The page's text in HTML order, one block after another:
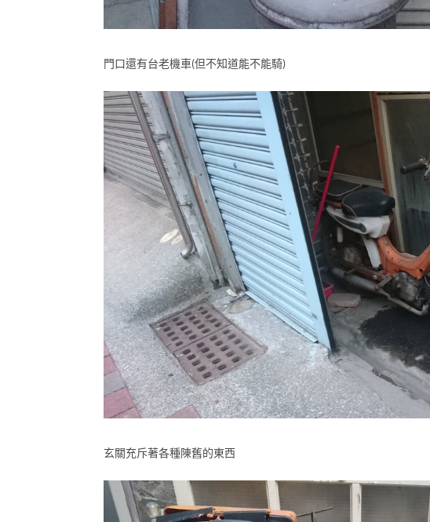
門口還有台老機車(但不知道能不能騎)
玄關充斥著各種陳舊的東西